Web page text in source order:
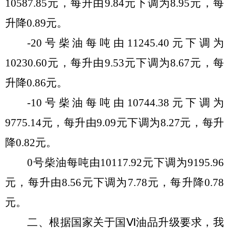
10587.85元，每升由9.84元下调 为8.95元，每
升降0.89元。
-20 号柴油每吨由 11245.40 元下调 为
10230.60元，每升由9.53元下调 为8.67元，每
升降0.86元。
-10 号柴油每吨由 10744.38 元下调 为
9775.14元，每升由9.09元下调为8.27元，每升
降0.82元。
0号柴油每吨由10117.92元下调 为9195.96
元 ，每升由8.56元下调 为 7.78元，每升降0.78
元。
二、根据国家关于国Ⅵ油品升级要求，我